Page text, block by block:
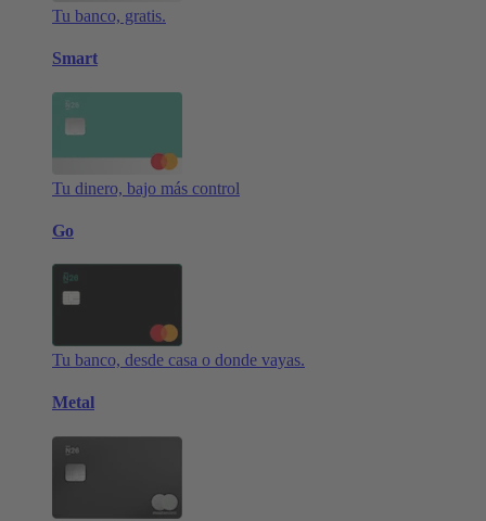
Tu banco, gratis.
Smart
Tu dinero, bajo más control
Go
Tu banco, desde casa o donde vayas.
Metal